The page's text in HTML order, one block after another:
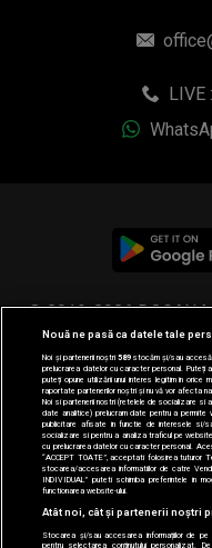
© 2019-2026 DOGAN
Nouă ne pasă ca datele tale
Noi și partenerii noștri589stocăm și/sau
prelucrarea datelor cu caracter personal. Puteți
puteți opune utilizării unui interes legitim în
raportate partenerilor noștri și nu vă vor afecta
Noi si partenerii nostri (retelele de socializare si
date analitice) prelucram date pentru a permite
publicitare afisate in functie de interesele si/
socializare si pentru a analiza traficul pe
cu prelucrarea datelor cu caracter personal.
“ACCEPT TOATE”, acceptati folosirea tuturor
stocarea/accesarea informatiilor de catre
INDIVIDUAL” puteti schimba preferintele in
functionarea website-ului.
Atât noi, cât și partenerii noștri
Stocarea și/sau accesarea informațiilor de pe
pentru selectarea conținutului personalizat.